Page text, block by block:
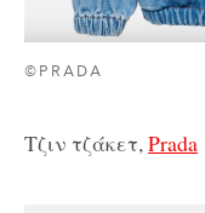
©PRADA
Τζιν τζάκετ,Prada